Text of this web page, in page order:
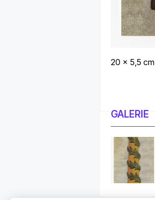
20 x 5,5 cm
GALERIE